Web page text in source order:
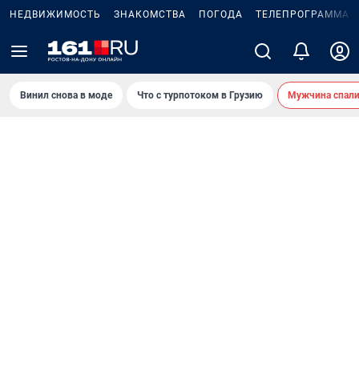
НЕДВИЖИМОСТЬ ЗНАКОМСТВА ПОГОДА ТЕЛЕПРОГРАММА
Винил снова в моде Что с турпотоком в Грузию Мужчина